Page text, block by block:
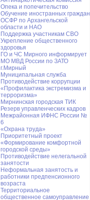
Опека и попечительство
Обучение иностранных граждан
ОСФР по Архангельской
области и НАО
Поддержка участникам СВО
Укрепление общественного
здоровья
ГО и ЧС Мирного информирует
МО МВД России по ЗАТО
г.Мирный
Муниципальная cлужба
Противодействие коррупции
«Профилактика экстремизма и
терроризма»
Мирнинская городская ТИК
Резерв управленческих кадров
Межрайонная ИФНС России №
6
«Охрана труда»
Приоритетный проект
«Формирование комфортной
городской среды»
Противодействие нелегальной
занятости
Неформальная занятость и
работники предпенсионного
возраста
Территориальное
общественное самоуправление